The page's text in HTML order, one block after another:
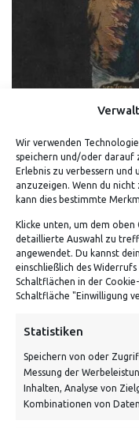
Wir verwenden
speichern und/oder darauf
Erlebnis zu verbessern und
anzuzeigen. Wenn du
kann dies bestimmte
Klicke unten, um dem
detaillierte Auswahl zu
angewendet. Du kannst
einschließlich des
Schaltflächen in der
Schaltfläche "Einwilligung
Statistiken
Speichern von oder
Messung der
Inhalten, Analyse von
Kombinationen von
ADRESSE
Von Tiling GmbH
Bahnhofstraße
Kontakt: Mo - Fr